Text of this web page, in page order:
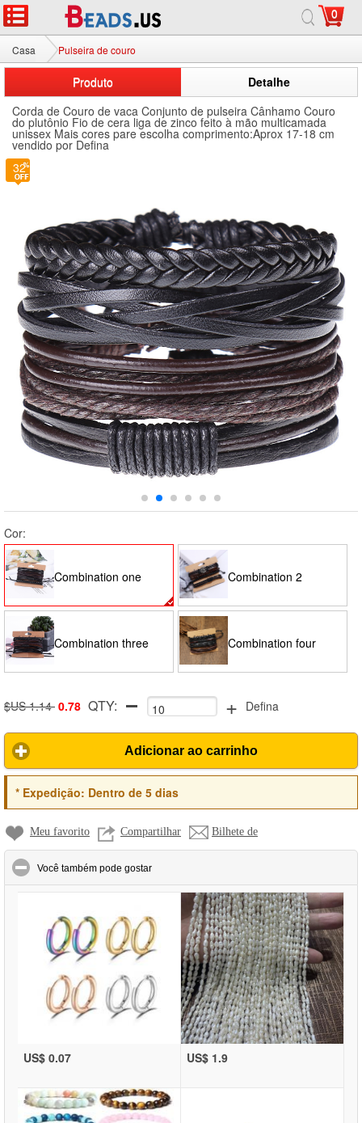
0
Casa Pulseira de couro
Produto
Detalhe
Corda de Couro de vaca Conjunto de pulseira Cânhamo Couro
do plutônio Fio de cera liga de zinco feito à mão multicamada
unissex Mais cores pare escolha comprimento:Aprox 17-18 cm
vendido por Defina
Cor:
Combination one Combination 2
Combination three Combination four
$US 1.14 0.78 QTY: + Defina
Adicionar ao carrinho
*Expedição: Dentro de 5 dias
Meu favorito Compartilhar Bilhete de
Você também pode gostar
US$ 0.07 US$ 1.9